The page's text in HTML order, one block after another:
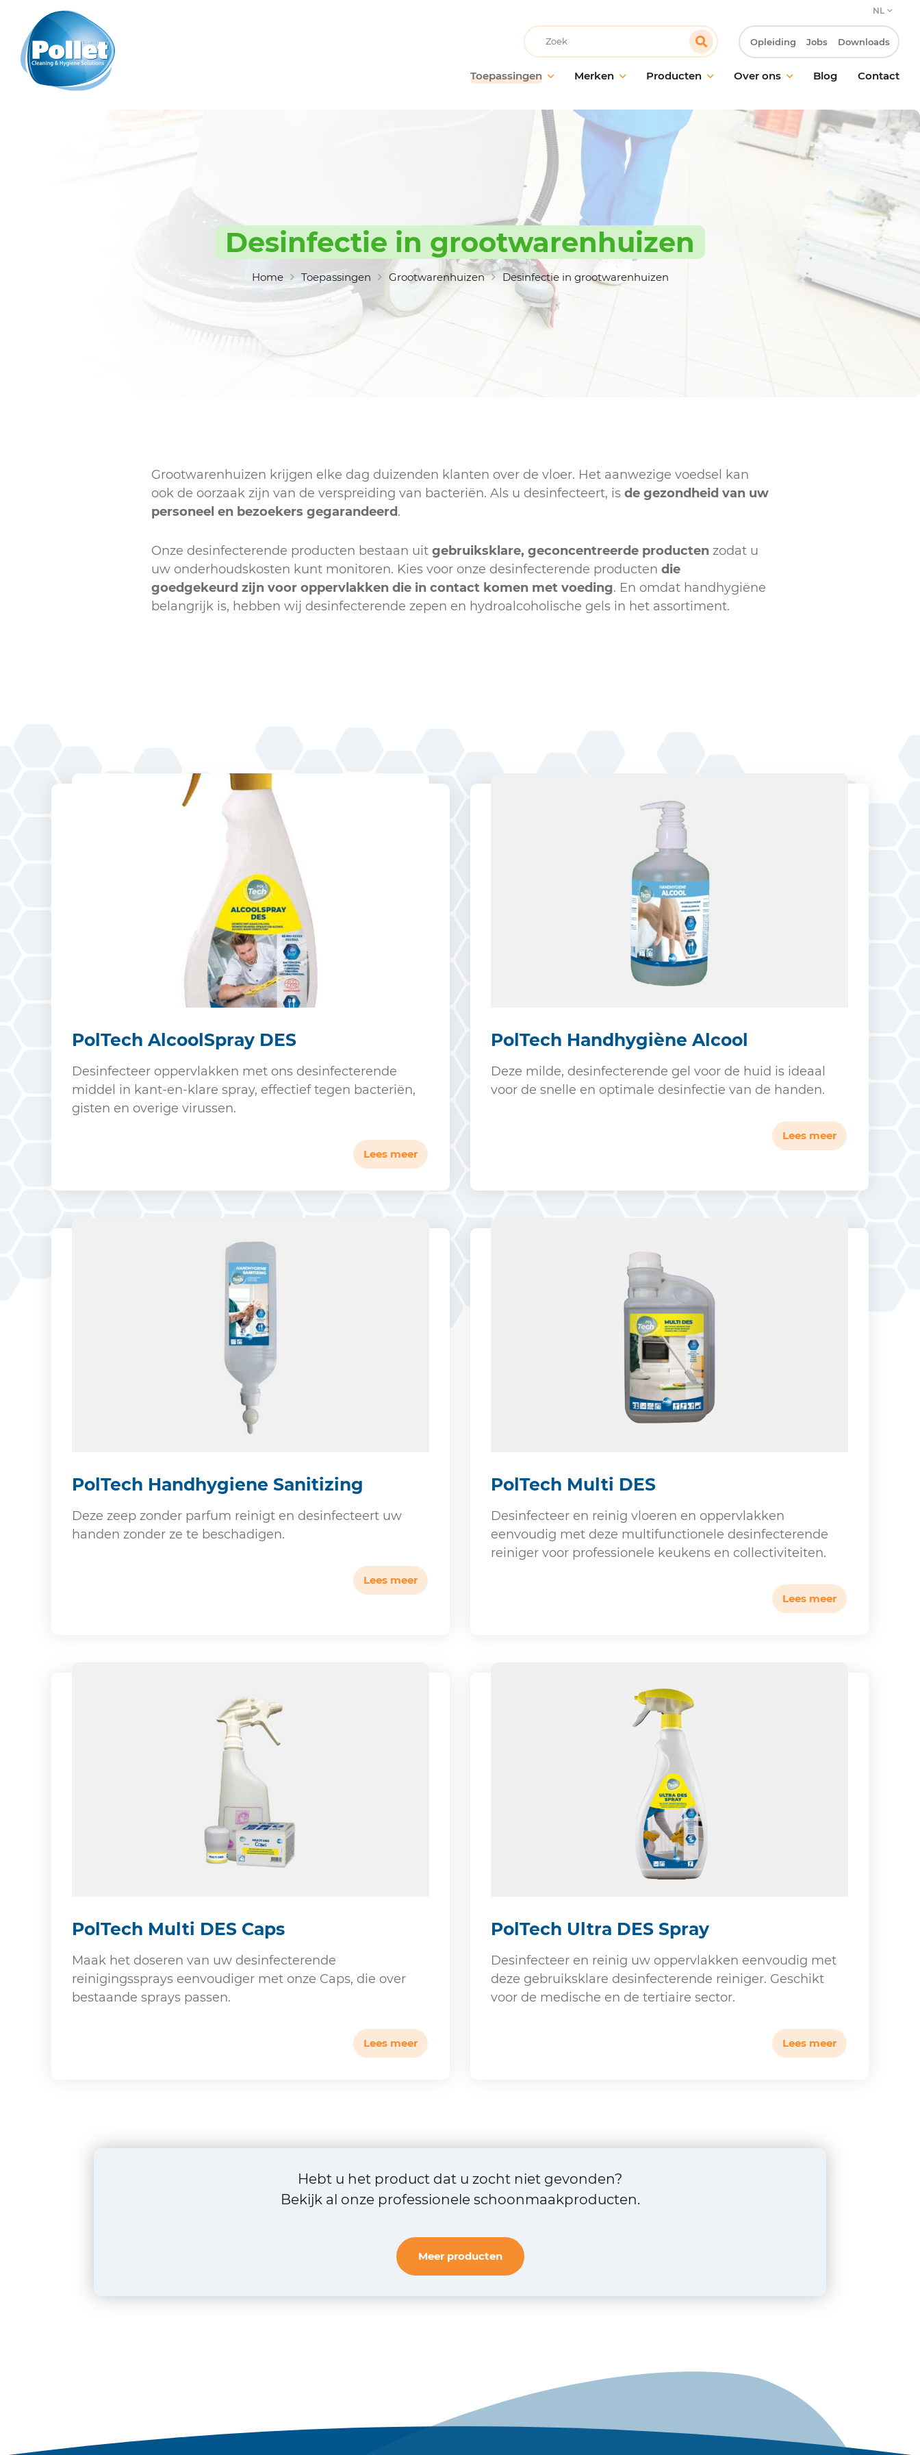
NL
Toepassingen
Grootwarenhuizen
Keuken en voedselbereiding
Non-food industrie
Voedingsindustrie
Sanitair
Merken
EchoClean
Caps
Vikan
Producten
Onderhoud van vloeren
Onderhoud van ramen en
oppervlakken
Probiotische reiniging
Desinfectie
Behandeling van geurtjes
Handhygiëne
Schoonmaakmateriaal en
Over ons
Onze verbintenis
Onze klantbenadering
Innovatie & Laboratorium R&D
Onze MVO-verbintenissen
Werken bij Pollet
Blog Contact
Recherche Opleiding Jobs Downloads
Desinfectie in grootwarenhuizen
Home Toepassingen Grootwarenhuizen Desinfectie in grootwarenhuizen
Grootwarenhuizen krijgen elke dag duizenden klanten over de vloer. Het aanwezige voedsel kan
ook de oorzaak zijn van de verspreiding van bacteriën. Als u desinfecteert, is de gezondheid van uw
personeel en bezoekers gegarandeerd.
Onze desinfecterende producten bestaan uit gebruiksklare, geconcentreerde productenzodat u
uw onderhoudskosten kunt monitoren. Kies voor onze desinfecterende producten die
goedgekeurd zijn voor oppervlakken die in contact komen met voeding. En omdat handhygiëne
belangrijk is, hebben wij desinfecterende zepen en hydroalcoholische gels in het assortiment.
PolTech AlcoolSpray DES
Desinfecteer oppervlakken met ons desinfecterende
middel in kant-en-klare spray, effectief tegen bacteriën,
gisten en overige virussen.
Lees meer
PolTech Handhygiène Alcool
Deze milde, desinfecterende gel voor de huid is ideaal
voor de snelle en optimale desinfectie van de handen.
Lees meer
PolTech Handhygiene Sanitizing
Deze zeep zonder parfum reinigt en desinfecteert uw
handen zonder ze te beschadigen.
Lees meer
PolTech Multi DES
Desinfecteer en reinig vloeren en oppervlakken
eenvoudig met deze multifunctionele desinfecterende
reiniger voor professionele keukens en collectiviteiten.
Lees meer
PolTech Multi DES Caps
Maak het doseren van uw desinfecterende
reinigingssprays eenvoudiger met onze Caps, die over
bestaande sprays passen.
Lees meer
PolTech Ultra DES Spray
Desinfecteer en reinig uw oppervlakken eenvoudig met
deze gebruiksklare desinfecterende reiniger. Geschikt
voor de medische en de tertiaire sector.
Lees meer
Hebt u het product dat u zocht niet gevonden?
Bekijk al onze professionele schoonmaakproducten.
Meer producten